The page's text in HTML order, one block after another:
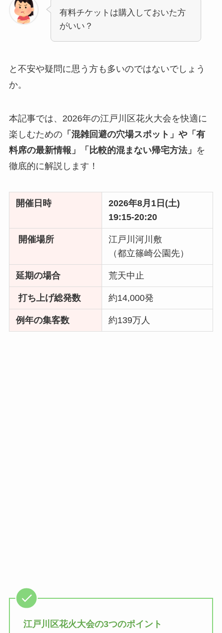
有料チケットは購入しておいた方
がいい？
と不安や疑問に思う方も多いのではないでしょう
か。
本記事では、2026年の江戸川区花火大会を快適に
楽しむための「混雑回避の穴場スポット」や「有
料席の最新情報」「比較的混まない帰宅方法」 を
徹底的に解説します！
開催日時
2026年8月1日(土)
19:15-20:20
開催場所
江戸川河川敷
（都立篠崎公園先）
延期の場合 荒天中止
打ち上げ総発数 約14,000発
例年の集客数 約139万人
江戸川区花火大会の3つのポイント